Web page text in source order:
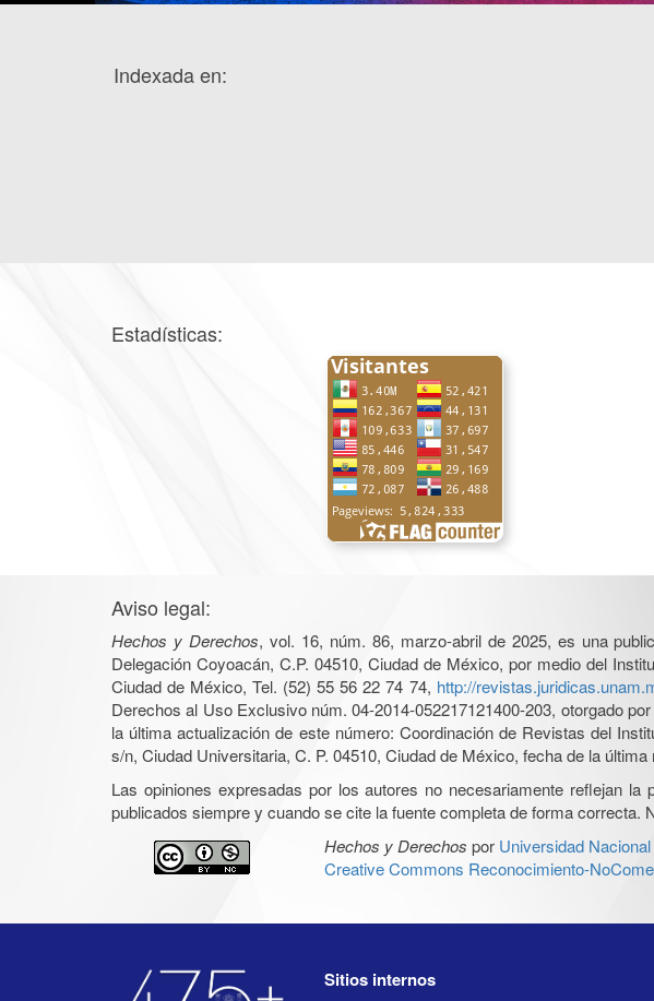
Indexada en:
Estadísticas:
Aviso legal:
Hechos y Derechos, vol. 16, núm. 86, marzo-abril de 2025, es una
Delegación Coyoacán, C.P. 04510, Ciudad de México, por medio del
Ciudad de México, Tel. (52) 55 56 22 74 74, http://
Derechos al Uso Exclusivo núm. 04-2014-052217121400-203, otorgado
la última actualización de este número: Coordinación de Revistas del
s/n, Ciudad Universitaria, C. P. 04510, Ciudad de México, fecha de la
Las opiniones expresadas por los autores no necesariamente reflejan
publicados siempre y cuando se cite la fuente completa de forma
Hechos y Derechos por Universidad
Creative Commons Reconocimiento-
Sitios internos